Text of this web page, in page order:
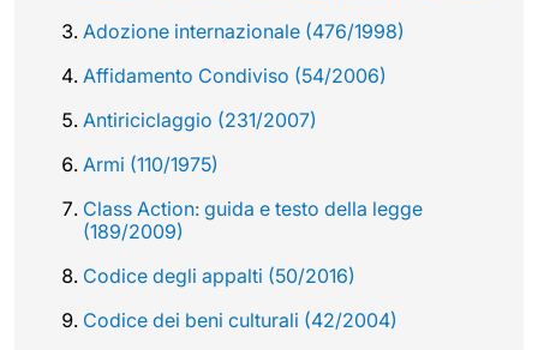
Adozione internazionale (476/1998)
Affidamento Condiviso (54/2006)
Antiriciclaggio (231/2007)
Armi (110/1975)
Class Action: guida e testo della legge
(189/2009)
Codice degli appalti (50/2016)
Codice dei beni culturali (42/2004)